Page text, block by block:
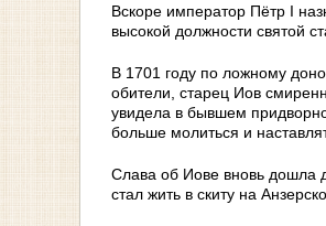
Вскоре император Пётр I
высокой должности святой
В 1701 году по ложному
обители, старец Иов
увидела в бывшем
больше молиться и
Слава об Иове вновь дошла
стал жить в скиту на